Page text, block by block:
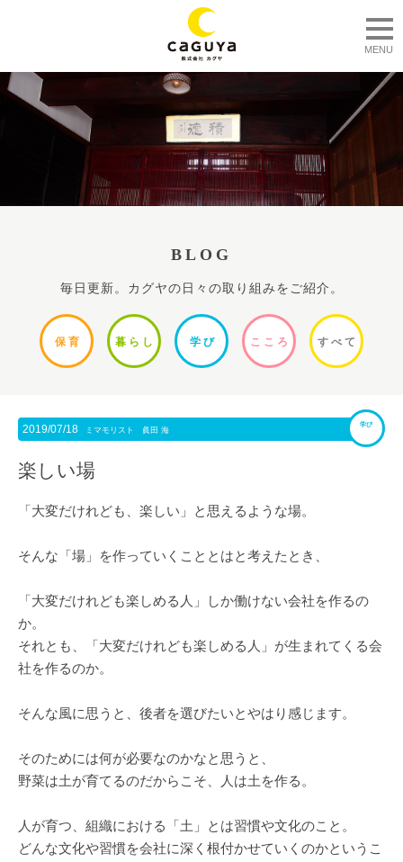
MENU
BLOG
毎日更新。カグヤの日々の取り組みをご紹介。
保 育 暮ら し 学 び ここ ろ すべて
2019/07/18 ミマモリスト 眞田 海
学び
楽しい場
「大変だけれども、楽しい」と思えるような場。
そんな「場」を作っていくこととはと考えたとき、
「大変だけれども楽しめる人」しか働けない会社を作るの
か。
それとも、「大変だけれども楽しめる人」が生まれてくる会
社を作るのか。
そんな風に思うと、後者を選びたいとやはり感じます。
そのためには何が必要なのかなと思うと、
野菜は土が育てるのだからこそ、人は土を作る。
人が育つ、組織における「土」とは習慣や文化のこと。
どんな文化や習慣を会社に深く根付かせていくのかというこ